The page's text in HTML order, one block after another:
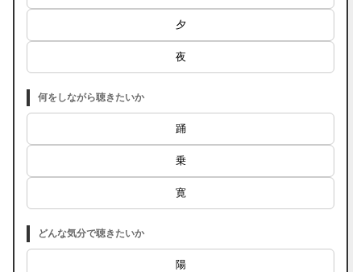
夕
夜
何をしながら聴きたいか
踊
乗
寛
どんな気分で聴きたいか
陽